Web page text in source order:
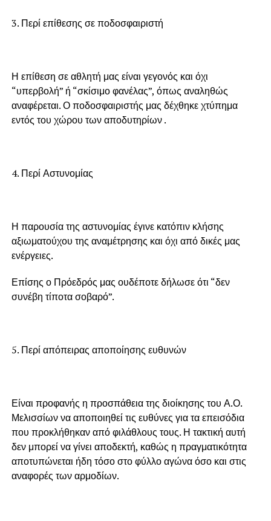
3. Περί επίθεσης σε ποδοσφαιριστή
Η επίθεση σε αθλητή μας είναι γεγονός και όχι
“υπερβολή” ή “σκίσιμο φανέλας”, όπως αναληθώς
αναφέρεται. Ο ποδοσφαιριστής μας δέχθηκε χτύπημα
εντός του χώρου των αποδυτηρίων .
4. Περί Αστυνομίας
Η παρουσία της αστυνομίας έγινε κατόπιν κλήσης
αξιωματούχου της αναμέτρησης και όχι από δικές μας
ενέργειες.
Επίσης ο Πρόεδρός μας ουδέποτε δήλωσε ότι “δεν
συνέβη τίποτα σοβαρό”.
5. Περί απόπειρας αποποίησης ευθυνών
Είναι προφανής η προσπάθεια της διοίκησης του Α.Ο.
Μελισσίων να αποποιηθεί τις ευθύνες για τα επεισόδια
που προκλήθηκαν από φιλάθλους τους. Η τακτική αυτή
δεν μπορεί να γίνει αποδεκτή, καθώς η πραγματικότητα
αποτυπώνεται ήδη τόσο στο φύλλο αγώνα όσο και στις
αναφορές των αρμοδίων.